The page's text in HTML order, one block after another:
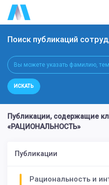
Поиск публикаций
ИСКАТЬ
Публикации, содержащие
«РАЦИОНАЛЬНОСТЬ»
Публикации
Рациональность и